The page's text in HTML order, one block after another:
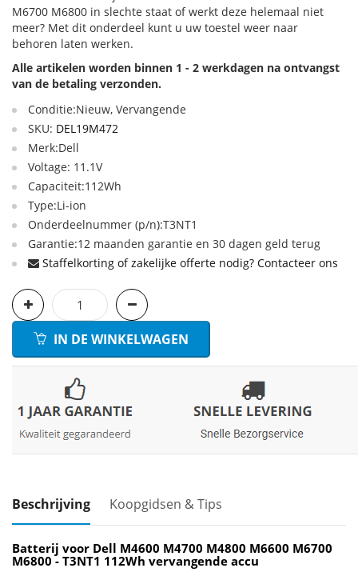
M6700 M6800 in slechte staat of werkt deze helemaal niet
meer? Met dit onderdeel kunt u uw toestel weer naar
behoren laten werken.
Alle artikelen worden binnen 1 - 2 werkdagen na ontvangst
van de betaling verzonden.
Conditie:Nieuw, Vervangende
SKU: DEL19M472
Merk:Dell
Voltage: 11.1V
Capaciteit:112Wh
Type:Li-ion
Onderdeelnummer (p/n):T3NT1
Garantie:12 maanden garantie en 30 dagen geld terug
Staffelkorting of zakelijke offerte nodig? Contacteer ons
IN DE WINKELWAGEN
Beschrijving Koopgidsen & Tips
Batterij voor Dell M4600 M4700 M4800 M6600 M6700
M6800 - T3NT1 112Wh vervangende accu